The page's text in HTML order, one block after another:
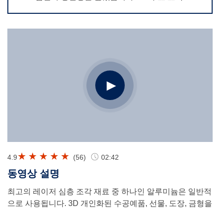
4.9 (56) 02:42
동영상 설명
최고의 레이저 심층 조각 재료 중 하나인 알루미늄은 일반적
으로 사용됩니다. 3D 개인화된 수공예품, 선물, 도장, 금형을